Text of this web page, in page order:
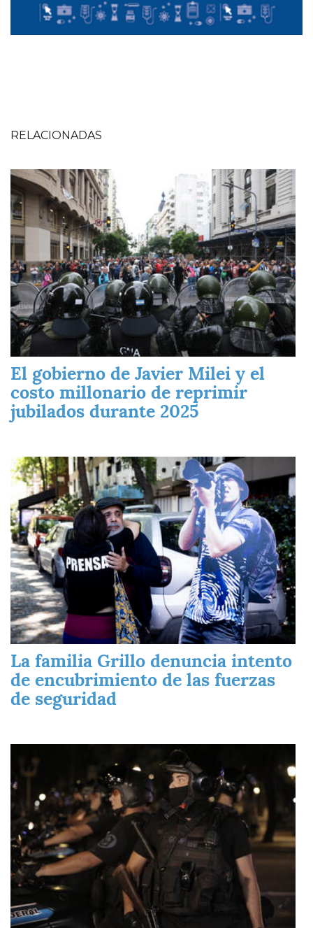
RELACIONADAS
Imagen
El gobierno de Javier Milei y el
costo millonario de reprimir
jubilados durante 2025
Imagen
La familia Grillo denuncia intento
de encubrimiento de las fuerzas
de seguridad